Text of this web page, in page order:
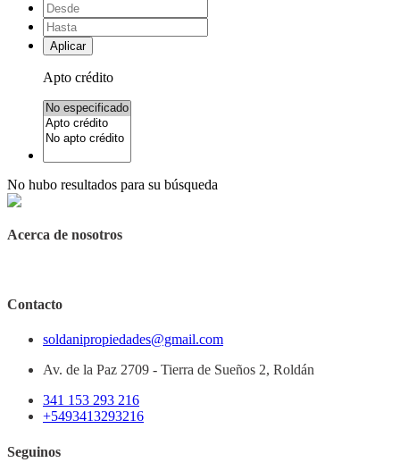
Aplicar
Apto crédito
No hubo resultados para su búsqueda
Acerca de nosotros
Contacto
soldanipropiedades@gmail.com
Av. de la Paz 2709 - Tierra de Sueños 2, Roldán
341 153 293 216
+5493413293216
Seguinos